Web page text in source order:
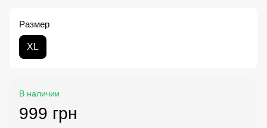
Размер
XL
В наличии
999 грн